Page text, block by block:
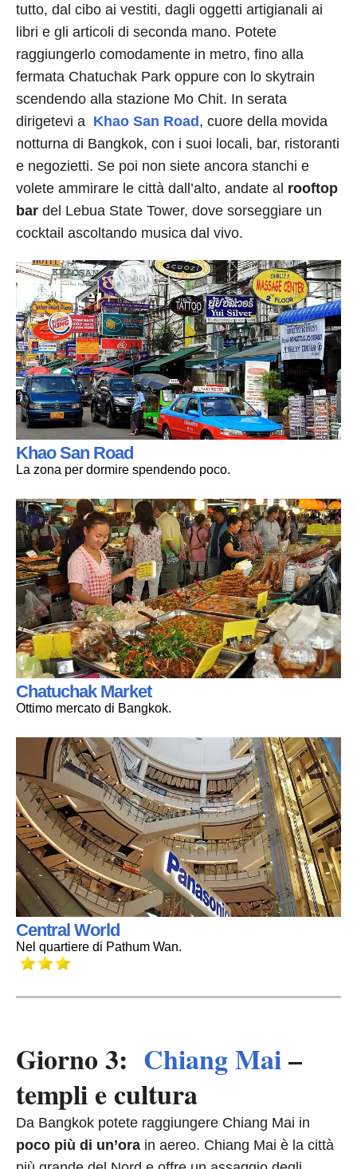
tutto, dal cibo ai vestiti, dagli oggetti artigianali ai
libri e gli articoli di seconda mano. Potete
raggiungerlo comodamente in metro, fino alla
fermata Chatuchak Park oppure con lo skytrain
scendendo alla stazione Mo Chit. In serata
dirigetevi a Khao San Road, cuore della movida
notturna di Bangkok, con i suoi locali, bar, ristoranti
e negozietti. Se poi non siete ancora stanchi e
volete ammirare le città dall’alto, andate al rooftop
bar del Lebua State Tower, dove sorseggiare un
cocktail ascoltando musica dal vivo.
Khao San Road
La zona per dormire spendendo poco.
Chatuchak Market
Ottimo mercato di Bangkok.
Central World
Nel quartiere di Pathum Wan.
Giorno 3: Chiang Mai–
templi e cultura
Da Bangkok potete raggiungere Chiang Mai in
poco più di un’ora in aereo. Chiang Mai è la città